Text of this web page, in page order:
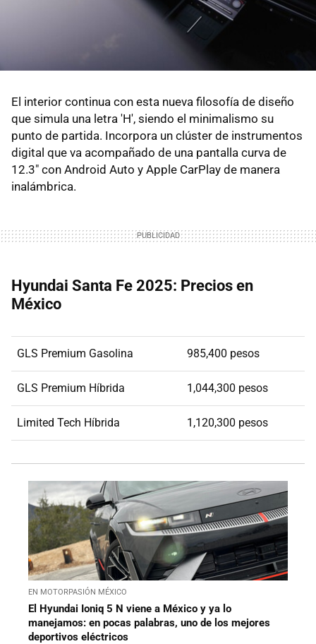
El interior continua con esta nueva filosofía de diseño
que simula una letra 'H', siendo el minimalismo su
punto de partida. Incorpora un clúster de instrumentos
digital que va acompañado de una pantalla curva de
12.3" con Android Auto y Apple CarPlay de manera
inalámbrica.
Hyundai Santa Fe 2025: Precios en
México
GLS Premium Gasolina 985,400 pesos
GLS Premium Híbrida 1,044,300 pesos
Limited Tech Híbrida 1,120,300 pesos
EN MOTORPASIÓN MÉXICO
El Hyundai Ioniq 5 N viene a México y ya lo
manejamos: en pocas palabras, uno de los mejores
deportivos eléctricos